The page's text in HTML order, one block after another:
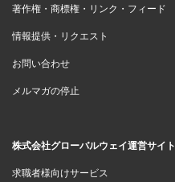
著作権・商標権・リンク・フィード
情報提供・リクエスト
お問い合わせ
メルマガの停止
株式会社グローバルウェイ運営サイト
求職者様向けサービス